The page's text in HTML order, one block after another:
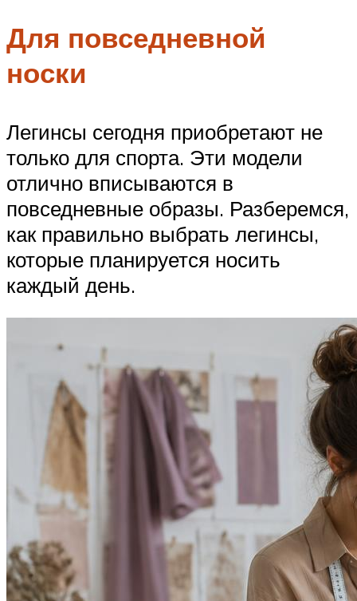
Для повседневной
носки
Легинсы сегодня приобретают не
только для спорта. Эти модели
отлично вписываются в
повседневные образы. Разберемся,
как правильно выбрать легинсы,
которые планируется носить
каждый день.